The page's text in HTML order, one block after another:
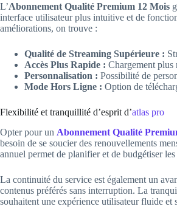
L’Abonnement Qualité Premium 12 Mois
interface utilisateur plus intuitive et de
améliorations, on trouve :
Qualité de Streaming Supérieure :
Accès Plus Rapide : Chargement plus
Personnalisation : Possibilité de
Mode Hors Ligne : Option de
Flexibilité et tranquillité d’esprit d’atlas pro
Opter pour un Abonnement Qualité
besoin de se soucier des renouvellements
annuel permet de planifier et de budgétiser
La continuité du service est également un
contenus préférés sans interruption. La
souhaitent une expérience utilisateur fluide et